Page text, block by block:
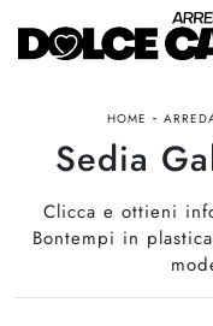
HOME -
Sedia
Clicca e ottieni
Bontempi in